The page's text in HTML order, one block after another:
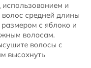
и
средней длины
с яблоко и
волосам.
волосы с
высохнуть